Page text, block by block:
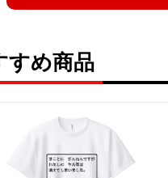
すめ商品